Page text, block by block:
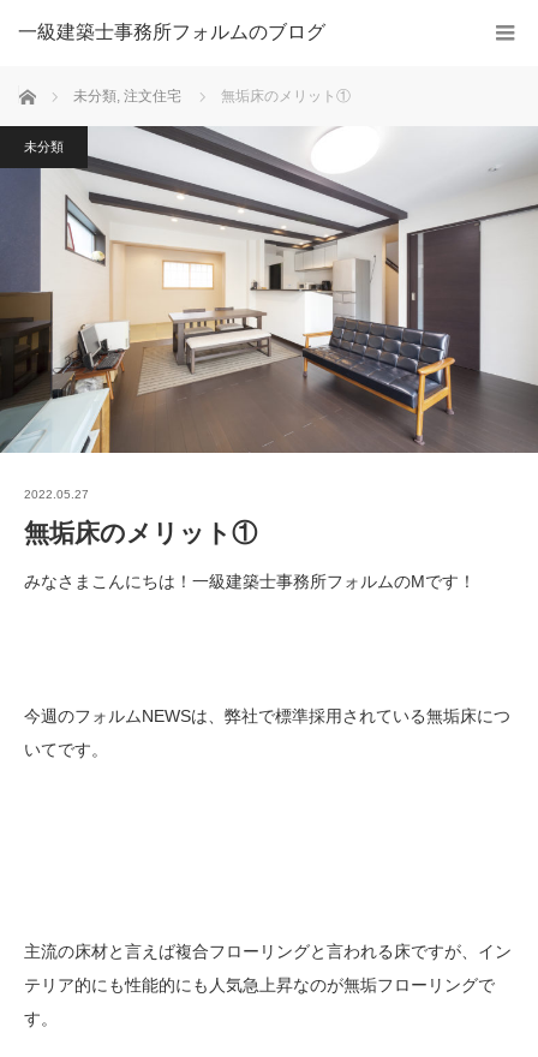
一級建築士事務所フォルムのブログ
ホーム 未分類, 注文住宅 無垢床のメリット①
未分類
2022.05.27
無垢床のメリット①
みなさまこんにちは！一級建築士事務所フォルムのMです！
今週のフォルムNEWSは、弊社で標準採用されている無垢床につ
いてです。
主流の床材と言えば複合フローリングと言われる床ですが、イン
テリア的にも性能的にも人気急上昇なのが無垢フローリングで
す。